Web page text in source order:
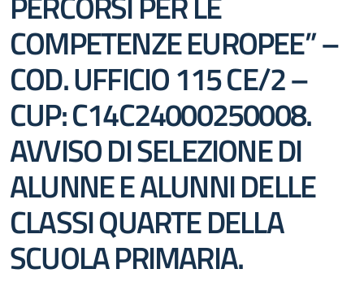
COMPETENZE EUROPEE” –
COD. UFFICIO 115 CE/2 –
CUP: C14C24000250008.
AVVISO DI SELEZIONE DI
ALUNNE E ALUNNI DELLE
CLASSI QUARTE DELLA
SCUOLA PRIMARIA.